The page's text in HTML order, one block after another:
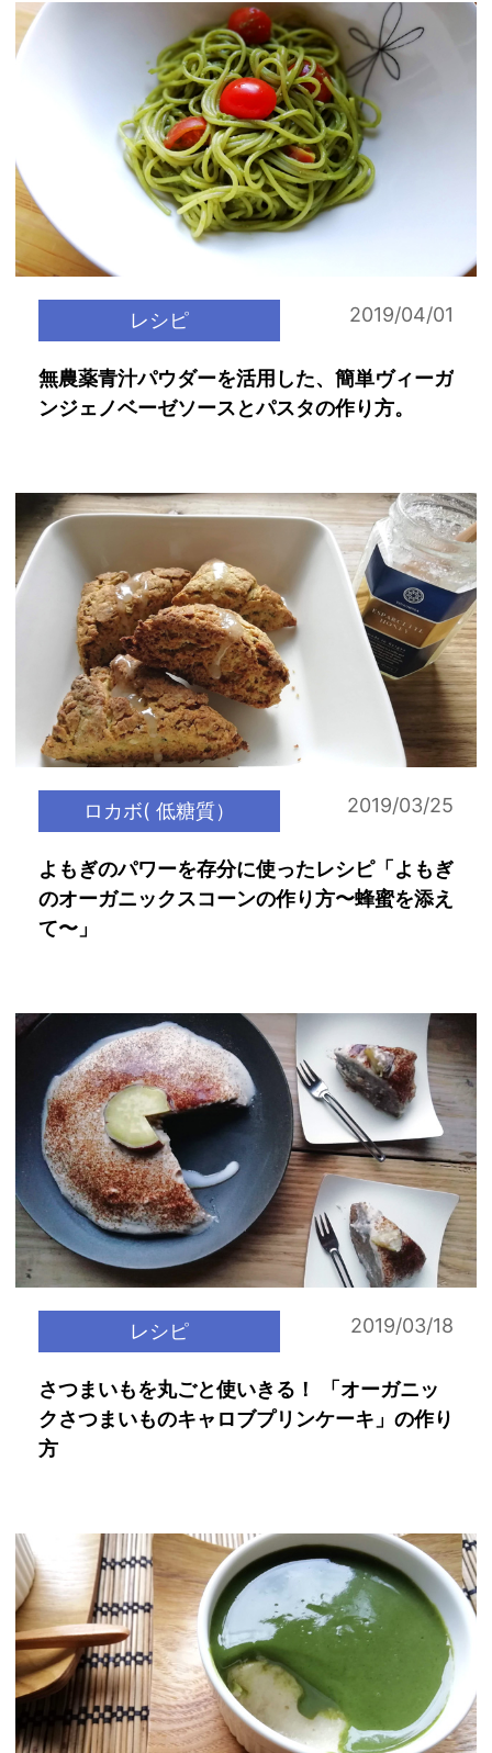
レシピ 2019/04/01
無農薬青汁パウダーを活用した、簡単ヴィーガ
ンジェノベーゼソースとパスタの作り方。
ロカボ( 低糖質） 2019/03/25
よもぎのパワーを存分に使ったレシピ「よもぎ
のオーガニックスコーンの作り方〜蜂蜜を添え
て〜」
レシピ 2019/03/18
さつまいもを丸ごと使いきる！ 「オーガニッ
クさつまいものキャロブプリンケーキ」の作り
方